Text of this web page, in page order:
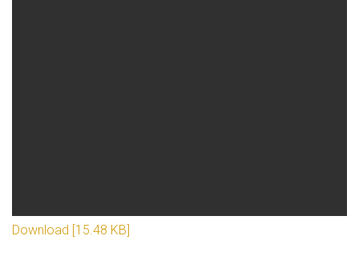
Download [15.48 KB]